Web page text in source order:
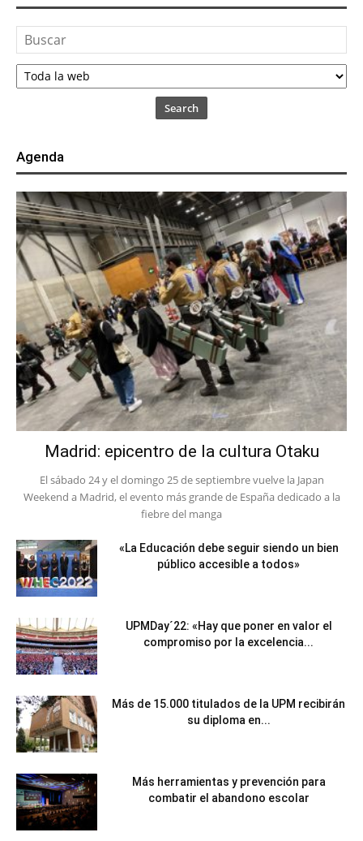
Search
Agenda
Madrid: epicentro de la cultura Otaku
El sábado 24 y el domingo 25 de septiembre vuelve la Japan
Weekend a Madrid, el evento más grande de España dedicado a la
fiebre del manga
«La Educación debe seguir siendo un bien
público accesible a todos»
UPMDay´22: «Hay que poner en valor el
compromiso por la excelencia...
Más de 15.000 titulados de la UPM recibirán
su diploma en...
Más herramientas y prevención para
combatir el abandono escolar